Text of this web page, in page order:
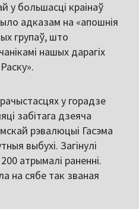
у большасці краінаў
адказам на «апошнія
групаў, што
нашых дарагіх
у горадзе
забітага дзеяча
рэвалюцыі Гасэма
выбухі. Загінулі
атрымалі раненні.
на сябе так званая